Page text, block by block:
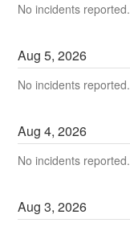
No incidents reported.
Aug5,2026
No incidents reported.
Aug4,2026
No incidents reported.
Aug3,2026